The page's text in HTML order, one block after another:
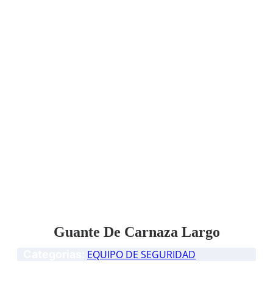
Guante De Carnaza Largo
EQUIPO DE SEGURIDAD